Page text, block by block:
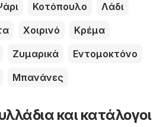
Κοτόπουλο
Λάδι
Χοιρινό
Κρέμα
Ζυμαρικά
Εντομοκτόνο
Μπανάνες
και κατάλογοι